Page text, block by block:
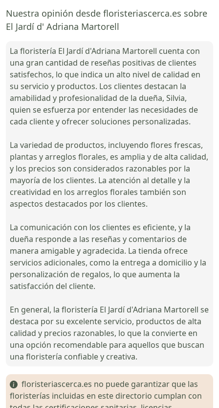
Nuestra opinión desde floristeriascerca.es sobre
El Jardí d' Adriana Martorell
La floristería El Jardí d'Adriana Martorell cuenta con
una gran cantidad de reseñas positivas de clientes
satisfechos, lo que indica un alto nivel de calidad en
su servicio y productos. Los clientes destacan la
amabilidad y profesionalidad de la dueña, Silvia,
quien se esfuerza por entender las necesidades de
cada cliente y ofrecer soluciones personalizadas.
La variedad de productos, incluyendo flores frescas,
plantas y arreglos florales, es amplia y de alta calidad,
y los precios son considerados razonables por la
mayoría de los clientes. La atención al detalle y la
creatividad en los arreglos florales también son
aspectos destacados por los clientes.
La comunicación con los clientes es eficiente, y la
dueña responde a las reseñas y comentarios de
manera amigable y agradecida. La tienda ofrece
servicios adicionales, como la entrega a domicilio y la
personalización de regalos, lo que aumenta la
satisfacción del cliente.
En general, la floristería El Jardí d'Adriana Martorell se
destaca por su excelente servicio, productos de alta
calidad y precios razonables, lo que la convierte en
una opción recomendable para aquellos que buscan
una floristería confiable y creativa.
floristeriascerca.es no puede garantizar que las
floristerías incluidas en este directorio cumplan con